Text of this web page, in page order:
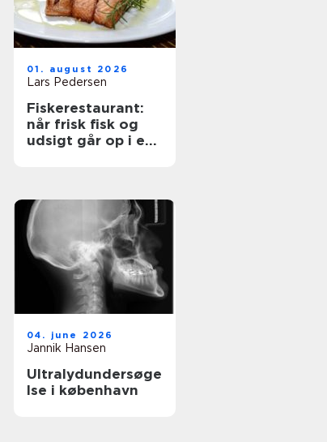
01. august 2026
Lars Pedersen
Fiskerestaurant:
når frisk fisk og
udsigt går op i en
04. june 2026
Jannik Hansen
Ultralydundersøge
lse i københavn